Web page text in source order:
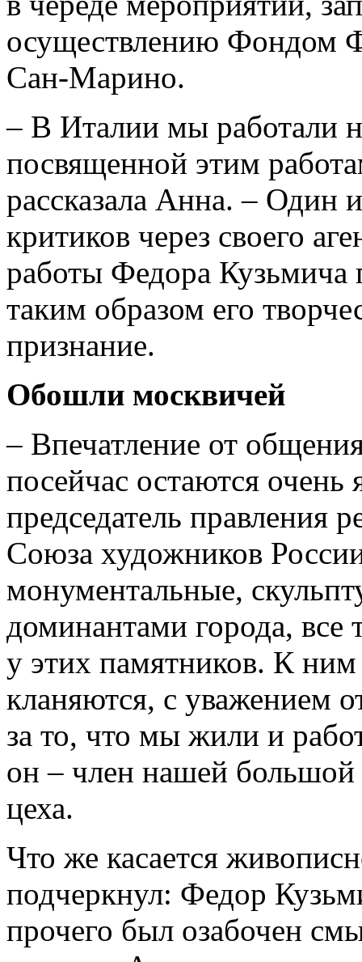
осуществлению Фондом
Сан-Марино.
– В Италии мы работали
посвященной этим
рассказала Анна. – Один
критиков через своего
работы Федора Кузьмича
таким образом его
признание.
Обошли москвичей
– Впечатление от
посейчас остаются
председатель правления
Союза художников
монументальные,
доминантами города, все
у этих памятников. К
кланяются, с уважением
за то, что мы жили и
он – член нашей большой
цеха.
Что же касается
подчеркнул: Федор
прочего был озабочен